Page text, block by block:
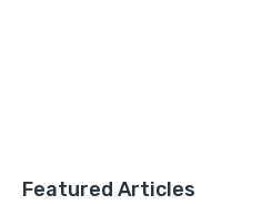
Featured Articles